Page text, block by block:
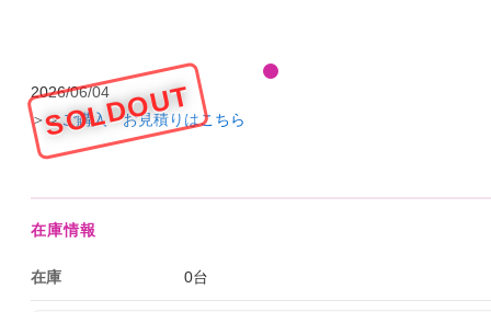
SOLDOUT
2026/06/04
＞＞ご購入・お見積りはこちら
在庫情報
在庫 0台